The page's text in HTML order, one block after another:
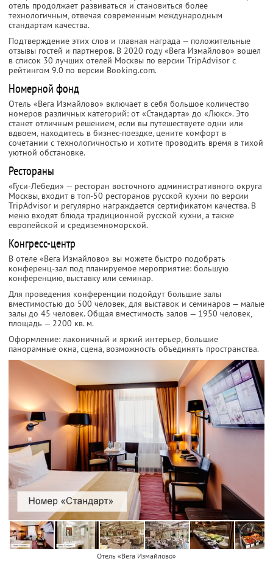
отель продолжает развиваться и становиться более
технологичным, отвечая современным международным
стандартам качества.
Подтверждение этих слов и главная награда — положительные
отзывы гостей и партнеров. В 2020 году «Вега Измайлово» вошел
в список 30 лучших отелей Москвы по версии TripAdvisor с
рейтингом 9.0 по версии Booking.com.
Номерной фонд
Отель «Вега Измайлово» включает в себя большое количество
номеров различных категорий: от «Стандарта» до «Люкс». Это
станет отличным решением, если вы путешествуете одни или
вдвоем, находитесь в бизнес-поездке, цените комфорт в
сочетании с технологичностью и хотите проводить время в тихой
уютной обстановке.
Рестораны
«Гуси-Лебеди» — ресторан восточного административного округа
Москвы, входит в топ-50 ресторанов русской кухни по версии
TripAdvisor и регулярно награждается сертификатом качества. В
меню входят блюда традиционной русской кухни, а также
европейской и средиземноморской.
Конгресс-центр
В отеле «Вега Измайлово» вы можете быстро подобрать
конференц-зал под планируемое мероприятие: большую
конференцию, выставку или семинар.
Для проведения конференции подойдут большие залы
вместимостью до 500 человек, для выставок и семинаров — малые
залы до 45 человек. Общая вместимость залов — 1950 человек,
площадь — 2200 кв. м.
Оформление: лаконичный и яркий интерьер, большие
панорамные окна, сцена, возможность объединять пространства.
Отель «Вега Измайлово»